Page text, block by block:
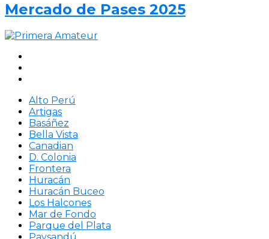
Mercado de Pases 2025
Alto Perú
Artigas
Basáñez
Bella Vista
Canadian
D. Colonia
Frontera
Huracán
Huracán Buceo
Los Halcones
Mar de Fondo
Parque del Plata